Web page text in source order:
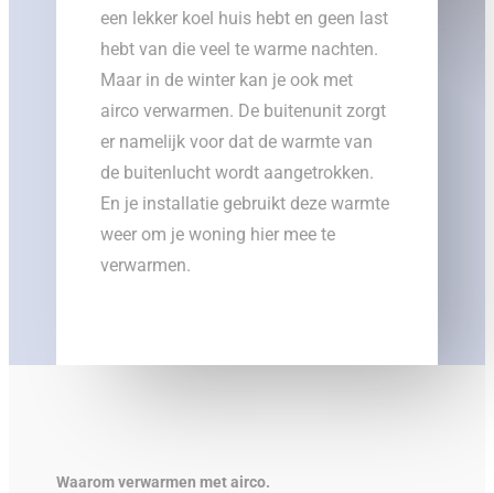
een lekker koel huis hebt en geen last
hebt van die veel te warme nachten.
Maar in de winter kan je ook met
airco verwarmen. De buitenunit zorgt
er namelijk voor dat de warmte van
de buitenlucht wordt aangetrokken.
En je installatie gebruikt deze warmte
weer om je woning hier mee te
verwarmen.
Waarom verwarmen met airco.